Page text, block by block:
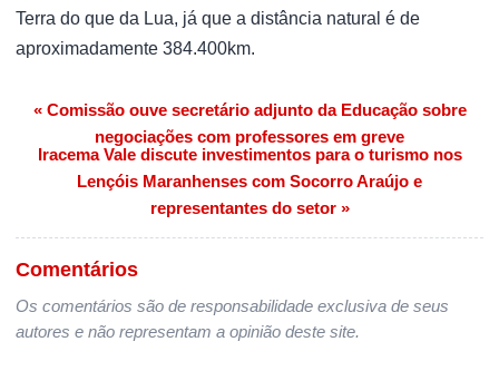
Terra do que da Lua, já que a distância natural é de
aproximadamente 384.400km.
Navegação de Post
« Comissão ouve secretário adjunto da Educação sobre
negociações com professores em greve
Iracema Vale discute investimentos para o turismo nos
Lençóis Maranhenses com Socorro Araújo e
representantes do setor »
Comentários
Os comentários são de responsabilidade exclusiva de seus
autores e não representam a opinião deste site.